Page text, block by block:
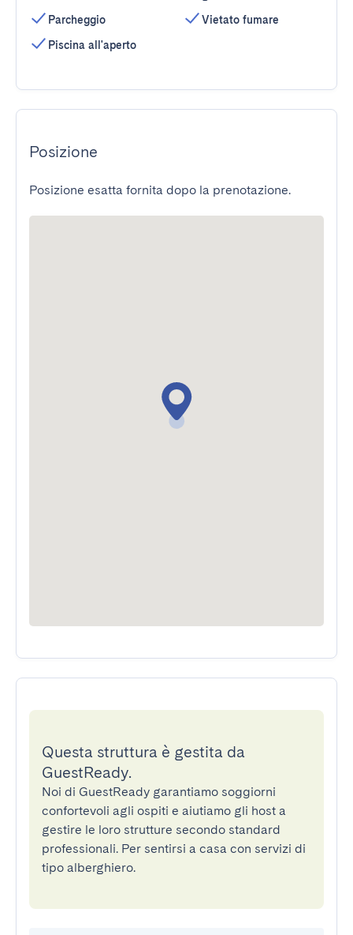
Parcheggio
Piscina all'aperto
Vietato fumare
Posizione
Posizione esatta fornita dopo la prenotazione.
Questa struttura è gestita da
GuestReady.
Noi di GuestReady garantiamo soggiorni
confortevoli agli ospiti e aiutiamo gli host a
gestire le loro strutture secondo standard
professionali. Per sentirsi a casa con servizi di
tipo alberghiero.